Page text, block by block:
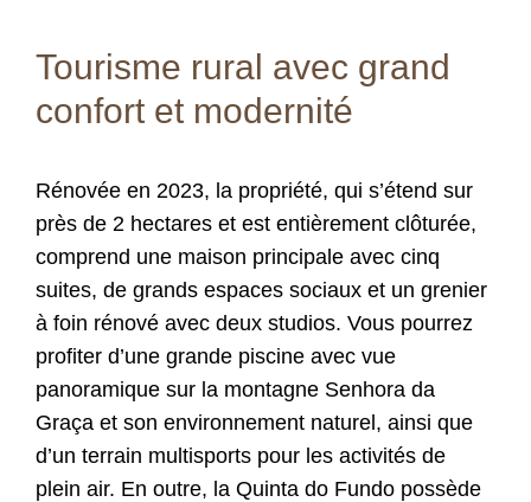
Tourisme rural avec grand
confort et modernité
Rénovée en 2023, la propriété, qui s’étend sur
près de 2 hectares et est entièrement clôturée,
comprend une maison principale avec cinq
suites, de grands espaces sociaux et un grenier
à foin rénové avec deux studios. Vous pourrez
profiter d’une grande piscine avec vue
panoramique sur la montagne Senhora da
Graça et son environnement naturel, ainsi que
d’un terrain multisports pour les activités de
plein air. En outre, la Quinta do Fundo possède